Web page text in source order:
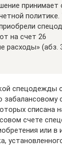
принимает
политике.
на счет 26
расходы» (абз.
спецодежды
забалансовому
списана
счете
или в